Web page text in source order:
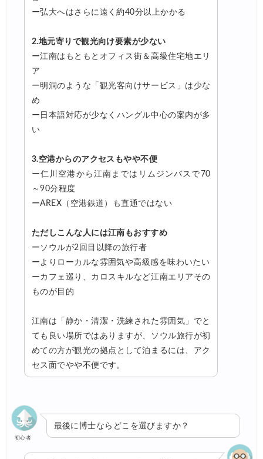
ー弘大へはさらに遠く約40分以上かかる
2.地元寄りで観光向け要素が少ない
ー江南はもともとオフィス街＆高級住宅地エリ
ア
ー明洞のような「観光客向けサービス」は少な
め
ー日本語対応が少なくハングル中心の案内が多
い
3.空港からのアクセスもやや不便
ー仁川空港から江南まではリムジンバスで70
～90分程度
ーAREX（空港鉄道）も直通ではない
ただしこんな人には江南もおすすめ
ーソウルが2回目以降の旅行者
ーよりローカルな雰囲気や高級感を味わいたい
ーカフェ巡り、カロスキルなど江南エリアその
ものが目的
江南は「静か・清潔・洗練された雰囲気」でと
ても良い場所ではありますが、ソウル旅行が初
めての方が観光の拠点として泊まるには、アク
セス面でやや不便です。
初心者
最後に博士ならどこを選びますか？